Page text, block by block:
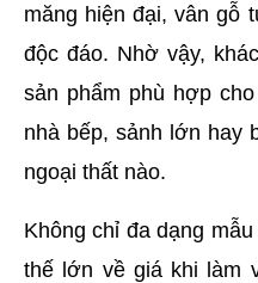
măng hiện đại, vân gỗ
độc đáo. Nhờ vậy,
sản phẩm phù hợp
nhà bếp, sảnh lớn hay
ngoại thất nào.
Không chỉ đa dạng
thế lớn về giá khi làm